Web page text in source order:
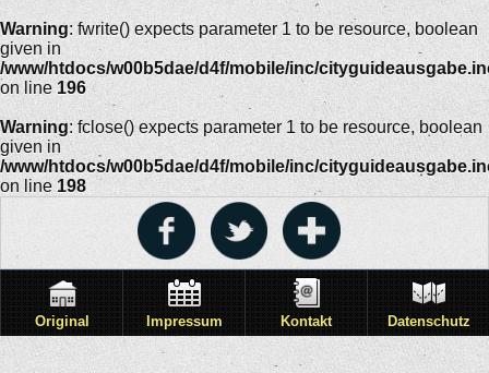
Warning: fwrite() expects parameter 1 to be resource, boolean
given in
/www/htdocs/w00b5dae/d4f/mobile/inc/
on line 196
Warning: fclose() expects parameter 1 to be resource, boolean
given in
/www/htdocs/w00b5dae/d4f/mobile/inc/
on line 198
Original Impressum Kontakt Datenschutz